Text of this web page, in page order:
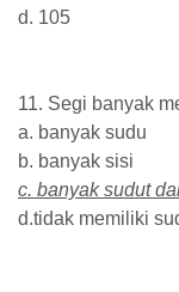
d. 105
11. Segi banyak
a. banyak sudu
b. banyak sisi
c. banyak sudut
d.tidak memiliki